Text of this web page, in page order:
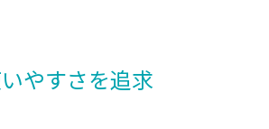
やすさを追求